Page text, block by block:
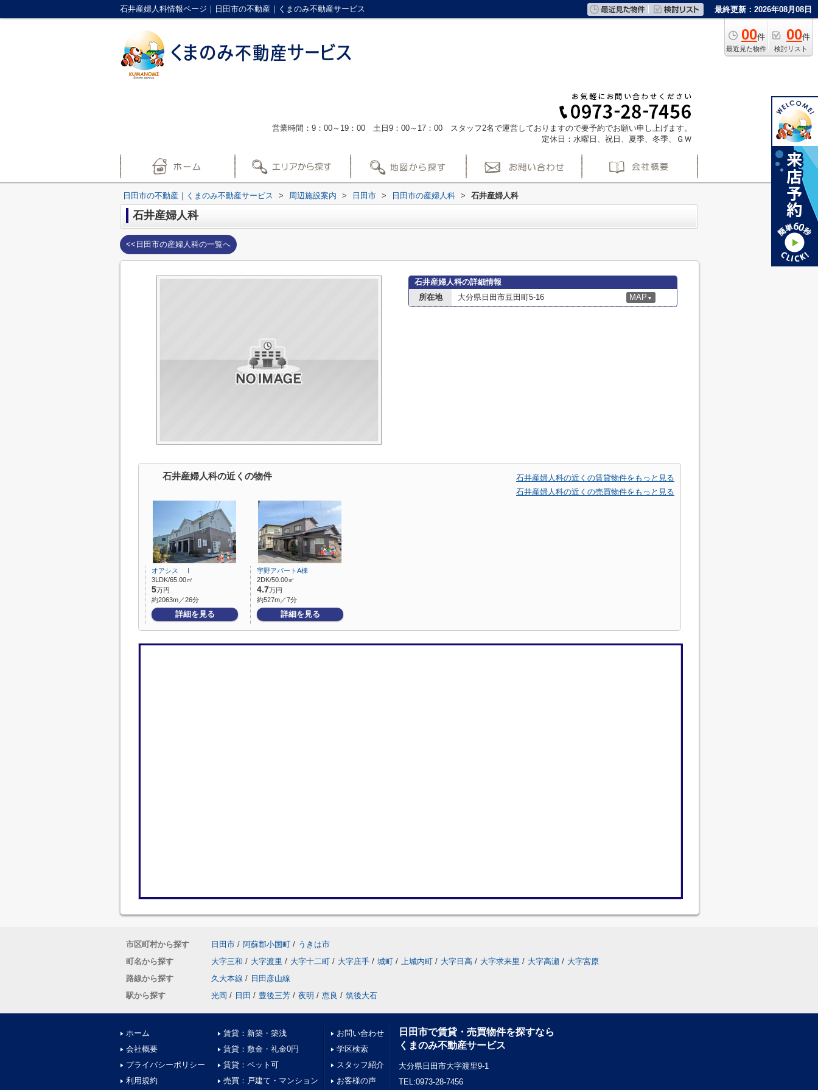
石井産婦人科情報ページ｜日田市の不動産｜くまのみ不動産サービス 最終更新：2026年08月08日
00件
最近見た物件
00件
検討リスト
営業時間：9：00～19：00 土日9：00～17：00 スタッフ2名で運営しておりますので要予約でお願い申し上げます。
定休日：水曜日、祝日、夏季、冬季、ＧＷ
日田市の不動産｜くまのみ不動産サービス > 周辺施設案内 > 日田市 > 日田市の産婦人科 > 石井産婦人科
石井産婦人科
<<日田市の産婦人科の一覧へ
石井産婦人科の詳細情報
所在地
大分県日田市豆田町5-16 MAP ▼
石井産婦人科の近くの物件
石井産婦人科の近くの賃貸物件をもっと見る
石井産婦人科の近くの売買物件をもっと見る
オアシス Ⅰ
3LDK/65.00㎡
5万円
約2063m／26分
詳細を見る
宇野アパートA棟
2DK/50.00㎡
4.7万円
約527m／7分
詳細を見る
市区町村から探す 日田市 / 阿蘇郡小国町 / うきは市
町名から探す
大字三和 / 大字渡里 / 大字十二町 / 大字庄手 / 城町 / 上城内町 / 大字日高 / 大字求来里 / 大字高瀬 / 大字宮原
路線から探す
久大本線 / 日田彦山線
駅から探す
光岡 / 日田 / 豊後三芳 / 夜明 / 恵良 / 筑後大石
ホーム
会社概要
プライバシーポリシー
利用規約
賃貸：新築・築浅
賃貸：敷金・礼金0円
賃貸：ペット可
売買：戸建て・マンション
お問い合わせ
学区検索
スタッフ紹介
お客様の声
日田市で賃貸・売買物件を探すなら
くまのみ不動産サービス
大分県日田市大字渡里9-1
TEL:0973-28-7456